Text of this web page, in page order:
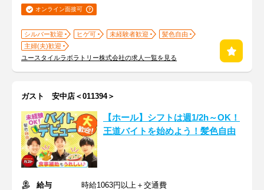
オンライン面接可
シルバー歓迎 ヒゲ可 未経験者歓迎
髪色自由
主婦(夫)歓迎
ユースタイルラボラトリー株式会社の求人一覧を見る
ガスト 安中店＜011394＞
【ホール】シフトは週1/2h～OK！
王道バイトを始めよう！髪色自由
給与
時給1063円以上＋交通費